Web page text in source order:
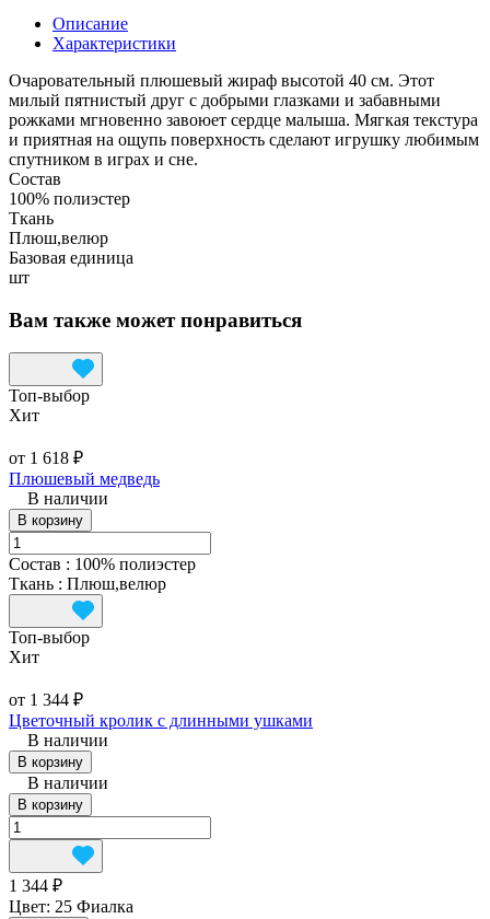
Описание
Характеристики
Очаровательный плюшевый жираф высотой 40 см. Этот
милый пятнистый друг с добрыми глазками и забавными
рожками мгновенно завоюет сердце малыша. Мягкая текстура
и приятная на ощупь поверхность сделают игрушку любимым
спутником в играх и сне.
Состав
100% полиэстер
Ткань
Плюш,велюр
Базовая единица
шт
Вам также может понравиться
Топ‑выбор
Хит
от 1 618 ₽
Плюшевый медведь
В наличии
В корзину
Состав : 100% полиэстер
Ткань : Плюш,велюр
Топ‑выбор
Хит
от 1 344 ₽
Цветочный кролик с длинными ушками
В наличии
В корзину
В наличии
В корзину
1 344 ₽
Цвет: 25 Фиалка